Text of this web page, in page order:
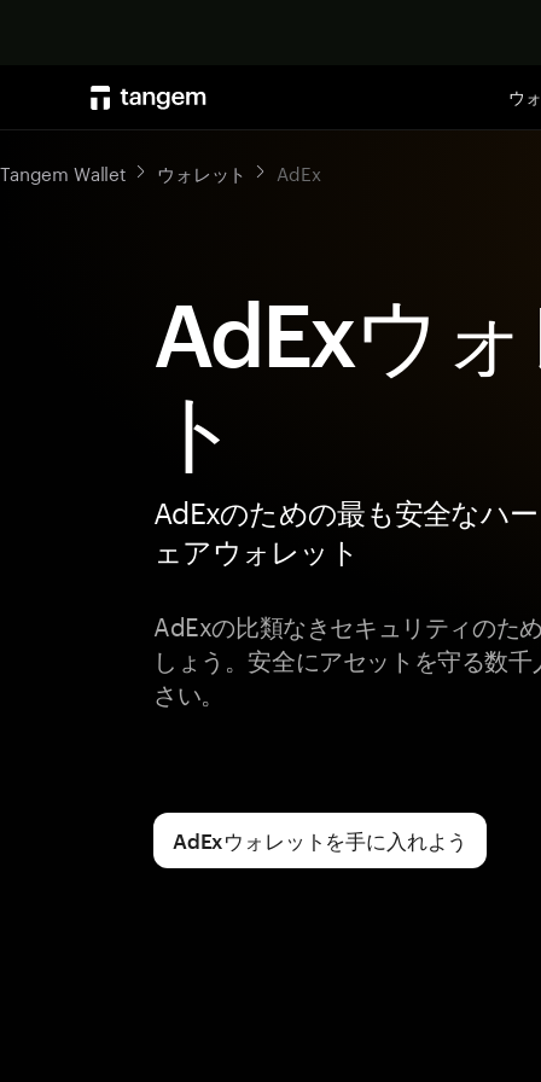
ウ
Tangem Wallet ウォレット AdEx
AdExウ
ト
AdExのための最も安全なハ
ェアウォレット
AdExの比類なきセキュリティのた
しょう。安全にアセットを守る数
さい。
AdExウォレットを手に入れよう